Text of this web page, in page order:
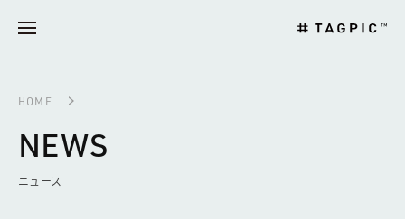
HOME
NEWS
ニュース